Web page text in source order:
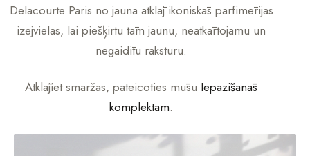
Delacourte Paris no jauna atklāj ikoniskās parfimērijas
izejvielas, lai piešķirtu tām jaunu, neatkārtojamu un
negaidītu raksturu.
Atklājiet smaržas, pateicoties mūsu Iepazīšanās
komplektam.